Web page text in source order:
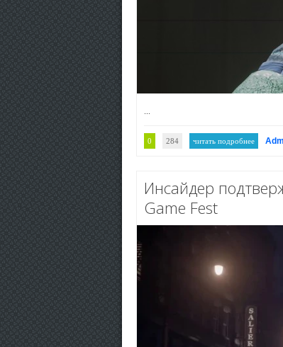
...
0 284 читать подробнее Adm
Инсайдер
Game Fest